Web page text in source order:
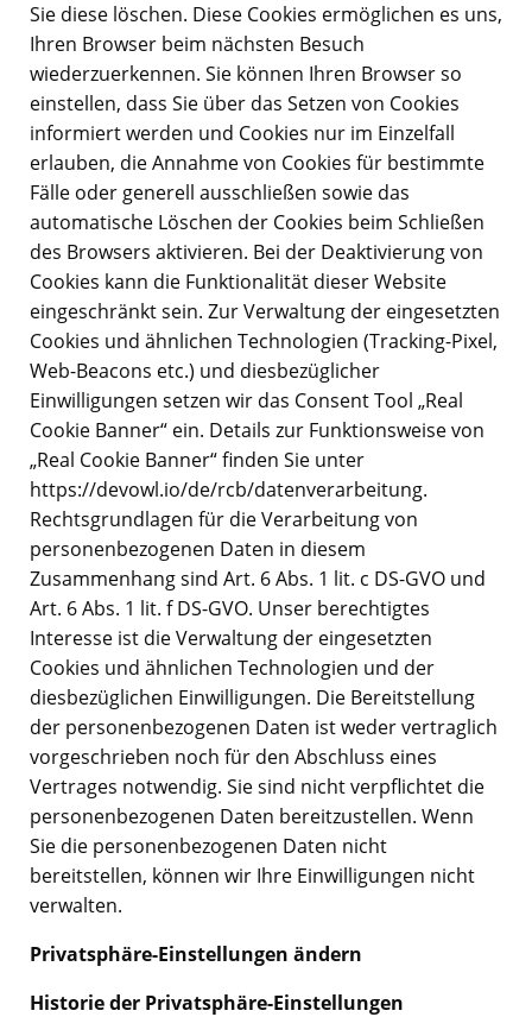
Sie diese löschen. Diese Cookies ermöglichen es uns,
Ihren Browser beim nächsten Besuch
wiederzuerkennen. Sie können Ihren Browser so
einstellen, dass Sie über das Setzen von Cookies
informiert werden und Cookies nur im Einzelfall
erlauben, die Annahme von Cookies für bestimmte
Fälle oder generell ausschließen sowie das
automatische Löschen der Cookies beim Schließen
des Browsers aktivieren. Bei der Deaktivierung von
Cookies kann die Funktionalität dieser Website
eingeschränkt sein. Zur Verwaltung der eingesetzten
Cookies und ähnlichen Technologien (Tracking-Pixel,
Web-Beacons etc.) und diesbezüglicher
Einwilligungen setzen wir das Consent Tool „Real
Cookie Banner“ ein. Details zur Funktionsweise von
„Real Cookie Banner“ finden Sie unter
https://devowl.io/de/rcb/datenverarbeitung.
Rechtsgrundlagen für die Verarbeitung von
personenbezogenen Daten in diesem
Zusammenhang sind Art. 6 Abs. 1 lit. c DS-GVO und
Art. 6 Abs. 1 lit. f DS-GVO. Unser berechtigtes
Interesse ist die Verwaltung der eingesetzten
Cookies und ähnlichen Technologien und der
diesbezüglichen Einwilligungen. Die Bereitstellung
der personenbezogenen Daten ist weder vertraglich
vorgeschrieben noch für den Abschluss eines
Vertrages notwendig. Sie sind nicht verpflichtet die
personenbezogenen Daten bereitzustellen. Wenn
Sie die personenbezogenen Daten nicht
bereitstellen, können wir Ihre Einwilligungen nicht
verwalten.
Privatsphäre-Einstellungen ändern
Historie der Privatsphäre-Einstellungen